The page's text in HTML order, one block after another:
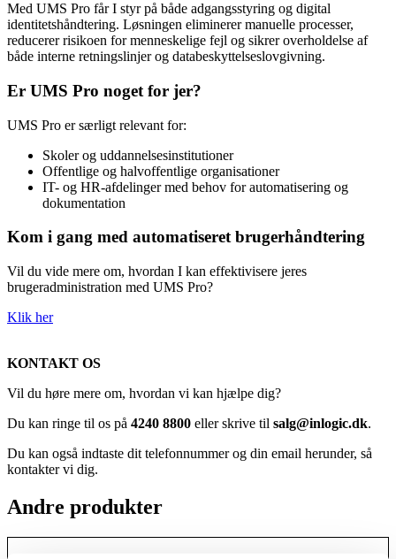
Med UMS Pro får I styr på både adgangsstyring og digital
identitetshåndtering. Løsningen eliminerer manuelle processer,
reducerer risikoen for menneskelige fejl og sikrer overholdelse af
både interne retningslinjer og databeskyttelseslovgivning.
Er UMS Pro noget for jer?
UMS Pro er særligt relevant for:
Skoler og uddannelsesinstitutioner
Offentlige og halvoffentlige organisationer
IT- og HR-afdelinger med behov for automatisering og
dokumentation
Kom i gang med automatiseret brugerhåndtering
Vil du vide mere om, hvordan I kan effektivisere jeres
brugeradministration med UMS Pro?
Klik her
KONTAKT OS
Vil du høre mere om, hvordan vi kan hjælpe dig?
Du kan ringe til os på 4240 8800 eller skrive til salg@inlogic.dk.
Du kan også indtaste dit telefonnummer og din email herunder, så
kontakter vi dig.
Andre produkter